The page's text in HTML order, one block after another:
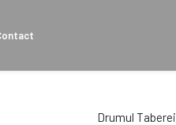
Drumul Taberei